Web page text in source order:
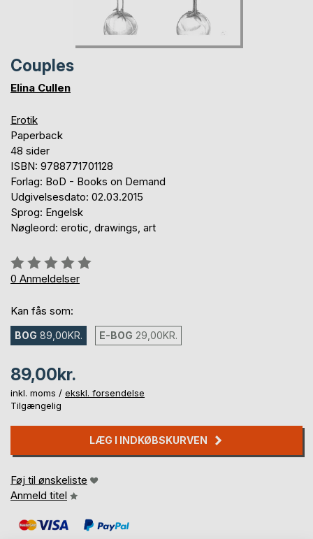
Couples
Elina Cullen
Erotik
Paperback
48 sider
ISBN: 9788771701128
Forlag: BoD - Books on Demand
Udgivelsesdato: 02.03.2015
Sprog: Engelsk
Nøgleord: erotic, drawings, art
Anmeldelse::
0%
0 Anmeldelser
Kan fås som:
BOG 89,00KR. E-BOG 29,00KR.
89,00kr.
inkl. moms / ekskl. forsendelse
Tilgængelig
LÆG I INDKØBSKURVEN
Føj til ønskeliste
Anmeld titel